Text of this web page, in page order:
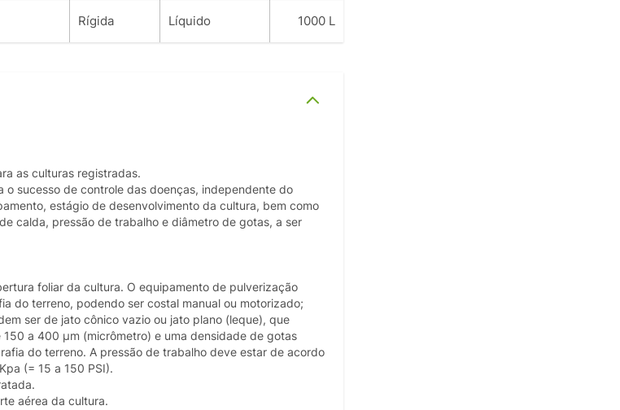
Rígida Líquido 1000 L
as culturas registradas.
sucesso de controle das doenças, independente do
estágio de desenvolvimento da cultura, bem como
calda, pressão de trabalho e diâmetro de gotas, a ser
foliar da cultura. O equipamento de pulverização
do terreno, podendo ser costal manual ou motorizado;
ser de jato cônico vazio ou jato plano (leque), que
a 400 µm (micrômetro) e uma densidade de gotas
do terreno. A pressão de trabalho deve estar de acordo
(= 15 a 150 PSI).
aérea da cultura.